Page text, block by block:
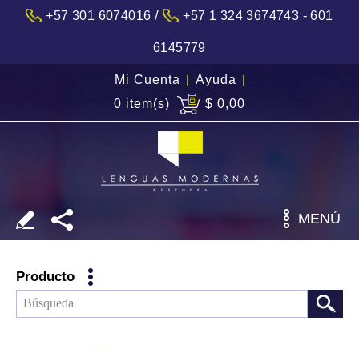
+57 301 6074016 / +57 1 324 3674743 - 601
6145779
Mi Cuenta | Ayuda |
0 item(s)
$ 0,00
MENÚ
Producto